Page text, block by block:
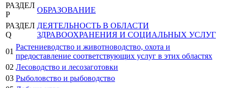
РАЗДЕЛ
P
ОБРАЗОВАНИЕ
РАЗДЕЛ
Q
ДЕЯТЕЛЬНОСТЬ В ОБЛАСТИ
ЗДРАВООХРАНЕНИЯ И СОЦИАЛЬНЫХ УСЛУГ
01
Растениеводство и животноводство, охота и
предоставление соответствующих услуг в этих областях
02 Лесоводство и лесозаготовки
03 Рыболовство и рыбоводство